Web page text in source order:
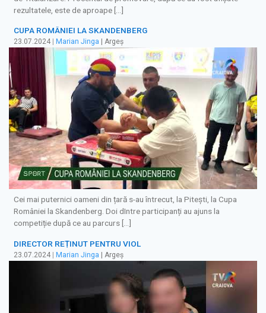
rezultatele, este de aproape […]
CUPA ROMÂNIEI LA SKANDENBERG
23.07.2024 Marian Jinga | Argeș
Cei mai puternici oameni din țară s-au întrecut, la Pitești, la Cupa
României la Skandenberg. Doi dIntre participanți au ajuns la
competiție după ce au parcurs […]
DIRECTOR REȚINUT PENTRU VIOL
23.07.2024 | Marian Jinga | Argeș